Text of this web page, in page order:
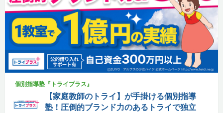
個別指導塾『トライプラス』
【家庭教師のトライ】が手掛ける個別指導
塾！圧倒的ブランド力のあるトライで独立